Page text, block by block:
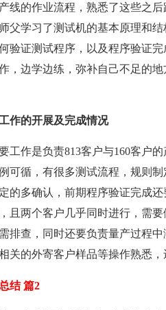
线的作业流程，熟悉了这些之
父学习了测试机的基本原理和
验证测试程序，以及程序验证
，边学边练，弥补自己不足的
作的开展及完成情况
工作是负责813客户与160客户
可循，有很多测试流程，规则
的多确认，前期程序验证完成
且两个客户几乎同时进行，需
排查，同时还要负责量产过程
关的外寄客户样品等操作熟悉
结 篇2